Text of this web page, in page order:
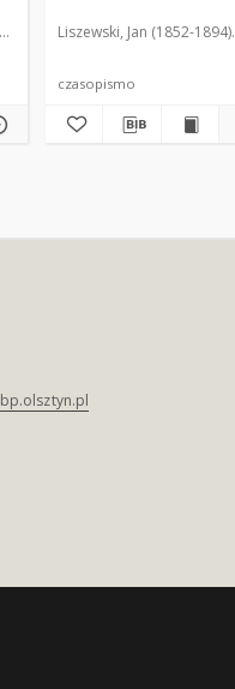
Liszewski, Jan (1852-1894).
czasopismo